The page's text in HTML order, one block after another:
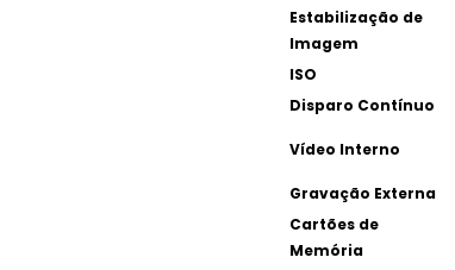
Estabilização de
Imagem
ISO
Disparo Contínuo
Vídeo Interno
Gravação Externa
Cartões de
Memória